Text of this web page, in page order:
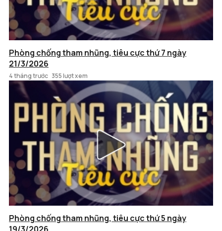
Phòng chống tham nhũng, tiêu cực thứ 7 ngày
21/3/2026
4 tháng trước 355 lượt xem
Phòng chống tham nhũng, tiêu cực thứ 5 ngày